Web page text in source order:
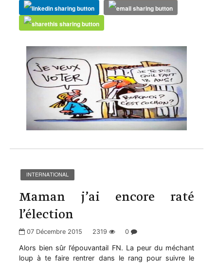
INTERNATIONAL
Maman j’ai encore raté
l’élection
07 Décembre 2015 2319 0
Alors bien sûr l’épouvantail FN. La peur du méchant
loup à te faire rentrer dans le rang pour suivre le